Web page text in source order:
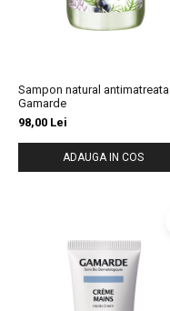
Sampon natural antimatreata
Gamarde
98,00 Lei
ADAUGA IN COS